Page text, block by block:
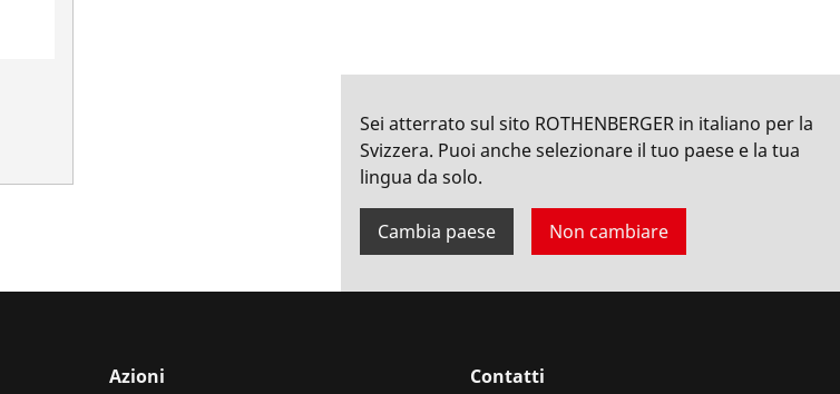
Sei atterrato sul sito ROTHENBERGER in italiano per la
Svizzera. Puoi anche selezionare il tuo paese e la tua
lingua da solo.
Cambia paese Non cambiare
Azioni Contatti